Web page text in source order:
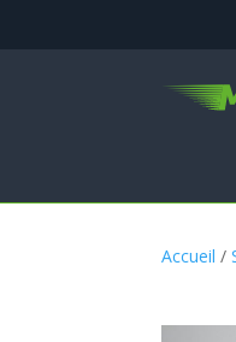
Accueil /